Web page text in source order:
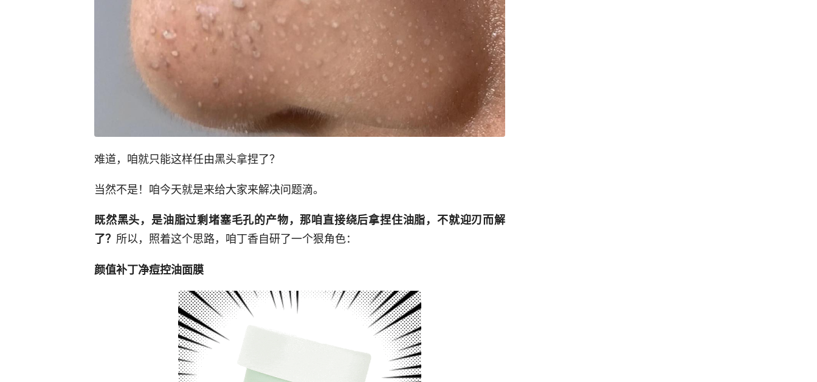
难道，咱就只能这样任由黑头拿捏了？
当然不是！咱今天就是来给大家来解决问题滴。
既然黑头，是油脂过剩堵塞毛孔的产物，那咱直接绕后拿捏住油脂，不就迎刃而解
了？ 所以，照着这个思路，咱丁香自研了一个狠角色：
颜值补丁净痘控油面膜